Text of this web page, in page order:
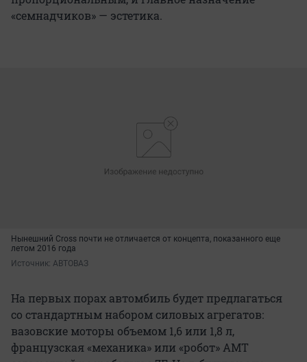
«семнадчиков» — эстетика.
Нынешний Cross почти не отличается от концепта, показанного еще
летом 2016 года
Источник: АВТОВАЗ
На первых порах автомбиль будет предлагаться
со стандартным набором силовых агрегатов:
вазовские моторы объемом 1,6 или 1,8 л,
французская «механика» или «робот» АМТ